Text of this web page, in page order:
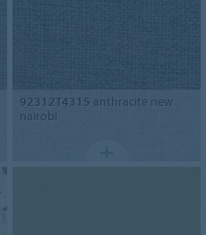
92312T4315 anthracite new
nairobi